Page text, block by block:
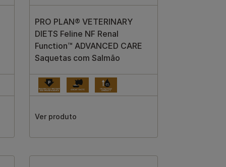
PRO PLAN® VETERINARY
DIETS Feline NF Renal
Function™ ADVANCED CARE
Saquetas com Salmão
Ver produto